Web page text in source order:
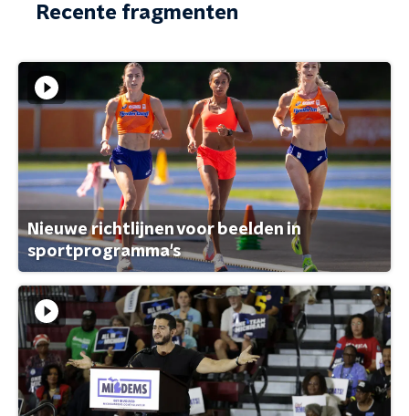
Recente fragmenten
Nieuwe richtlijnen voor beelden in
sportprogramma's